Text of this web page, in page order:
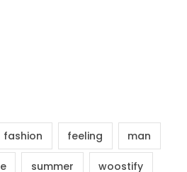
fashion feeling man
summer woostify